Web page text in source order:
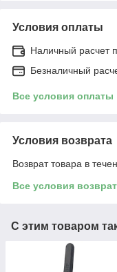
Условия оплаты
Наличный расчет
Безналичный
Все условия оплаты
Условия возврата
Возврат товара в
Все условия
С этим товаром